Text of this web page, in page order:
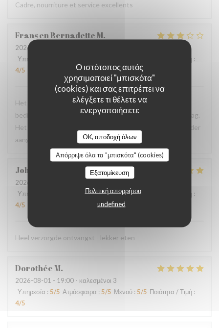
Ο ιστότοπος αυτός
χρησιμοποιεί "μπισκότα"
(cookies) και σας επιτρέπει να
ελέγξετε τι θέλετε να
ενεργοποιήσετε
OK, αποδοχή όλων
Απόρριψε όλα τα "μπισκότα" (cookies)
Εξατομίκευση
Πολιτική απορρήτου
undefined
Cadre, nourriture et service excellents
Frans en BernadetteM
2026-08-03
Υπηρεσία
Ποιότητα / Τιμή :
4/5
Het bezoek was goed verlopen : lekker eten , vlotte
bediening. Jammer dat er geen airco was op deze warme dag.
Het maakt dat ik zat te zweten tijdens het eten. Dit is minder
aangenaam.
Johan
2026-08-04
Υπηρεσία
Ατμόσφαιρα:4/5 Μενού:5/5 Ποιότητα / Τιμή :
4/5
Heel verzorgde ontvangst - lekker eten
DorothéeM
2026-08-01 - 19:00 - καλεσμένοι 3
Υπηρεσία : 5/5 Ατμόσφαιρα : 5/5 Μενού : 5/5 Ποιότητα / Τιμή :
4/5